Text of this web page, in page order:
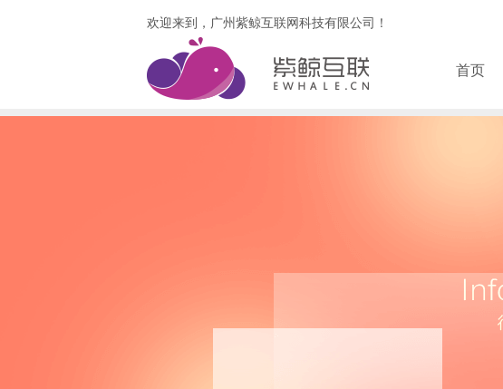
欢迎来到，广州紫鲸互联网科技有限公司！
首页